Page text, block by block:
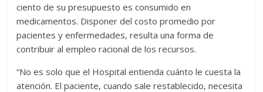
ciento de su presupuesto es consumido en
medicamentos. Disponer del costo promedio por
pacientes y enfermedades, resulta una forma de
contribuir al empleo racional de los recursos.
“No es solo que el Hospital entienda cuánto le cuesta la
atención. El paciente, cuando sale restablecido, necesita